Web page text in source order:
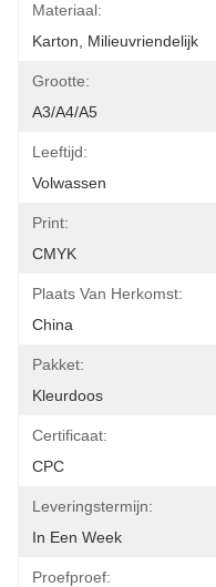
Materiaal:
Karton, Milieuvriendelijk
Grootte:
A3/A4/A5
Leeftijd:
Volwassen
Print:
CMYK
Plaats Van Herkomst:
China
Pakket:
Kleurdoos
Certificaat:
CPC
Leveringstermijn:
In Een Week
Proefproef: